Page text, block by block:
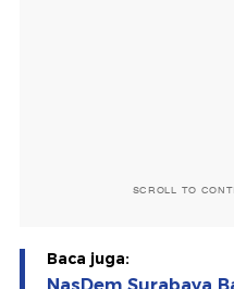
SCROLL TO
Baca juga: